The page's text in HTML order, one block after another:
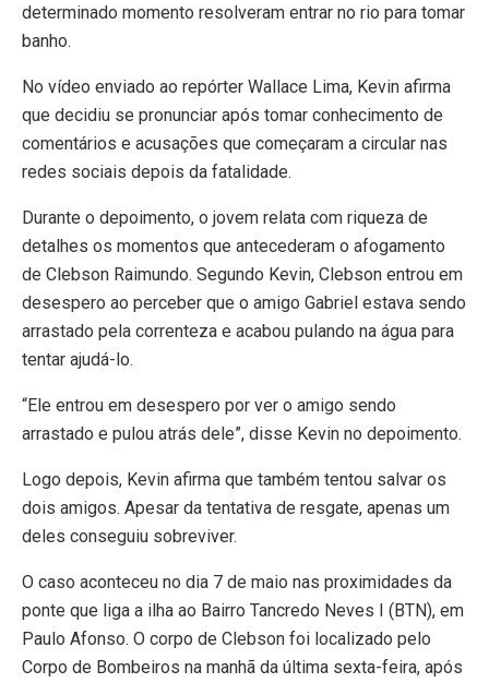
determinado momento resolveram entrar no rio para tomar
banho.
No vídeo enviado ao repórter Wallace Lima, Kevin afirma
que decidiu se pronunciar após tomar conhecimento de
comentários e acusações que começaram a circular nas
redes sociais depois da fatalidade.
Durante o depoimento, o jovem relata com riqueza de
detalhes os momentos que antecederam o afogamento
de Clebson Raimundo. Segundo Kevin, Clebson entrou em
desespero ao perceber que o amigo Gabriel estava sendo
arrastado pela correnteza e acabou pulando na água para
tentar ajudá-lo.
“Ele entrou em desespero por ver o amigo sendo
arrastado e pulou atrás dele”, disse Kevin no depoimento.
Logo depois, Kevin afirma que também tentou salvar os
dois amigos. Apesar da tentativa de resgate, apenas um
deles conseguiu sobreviver.
O caso aconteceu no dia 7 de maio nas proximidades da
ponte que liga a ilha ao Bairro Tancredo Neves I (BTN), em
Paulo Afonso. O corpo de Clebson foi localizado pelo
Corpo de Bombeiros na manhã da última sexta-feira, após